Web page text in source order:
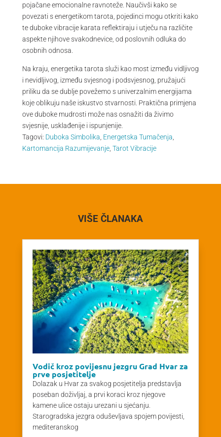
pojačane emocionalne ravnoteže. Naučivši kako se
povezati s energetikom tarota, pojedinci mogu otkriti kako
te duboke vibracije karata reflektiraju i utječu na različite
aspekte njihove svakodnevice, od poslovnih odluka do
osobnih odnosa.
Na kraju, energetika tarota služi kao most između vidljivog
i nevidljivog, između svjesnog i podsvjesnog, pružajući
priliku da se dublje povežemo s univerzalnim energijama
koje oblikuju naše iskustvo stvarnosti. Praktična primjena
ove duboke mudrosti može nas osnažiti da živimo
svjesnije, usklađenije i ispunjenije.
Tagovi: Duboka Simbolika Energetska Tumačenja
Kartomancija Razumijevanje, Tarot Vibracije
VIŠE ČLANAKA
Vodič kroz povijesnu jezgru Grad Hvar za
prve posjetitelje
Dolazak u Hvar za svakog posjetitelja predstavlja
poseban doživljaj, a prvi koraci kroz njegove
kamene ulice ostaju urezani u sjećanju.
Starogradska jezgra oduševljava spojem povijesti,
mediteranskog